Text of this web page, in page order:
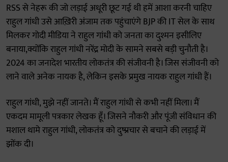
RSS से नेहरू की जो लड़ाई अधूरी छूट गई थी हमें आशा करनी चाहिए
राहुल गांधी उसे आख़िरी अंजाम तक पहुंचाएंगे BJP की IT सेल के साथ
मिलकर गोदी मीडिया ने राहुल गांधी को जनता का दुश्मन इसीलिए
बनाया,क्योंकि राहुल गांधी नरेंद्र मोदी के सामने सबसे बड़ी चुनौती है।
2024 का जनादेश भारतीय लोकतंत्र की संजीवनी है। जिस संजीवनी को
लाने वाले अनेक नायक है, लेकिन इसके प्रमुख नायक राहुल गांधी हैं।
राहुल गांधी, मुझे नहीं जानते। मैं राहुल गांधी से कभी नहीं मिला। मैं
एकदम मामूली पत्रकार लेखक हूँ। जिसने नौकरी और पूंजी संविधान की
मशाल थामे राहुल गांधी, लोकतंत्र को दुष्प्रचार से बचाने की लड़ाई में
झोंक दी।